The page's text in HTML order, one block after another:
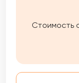
Стоимость